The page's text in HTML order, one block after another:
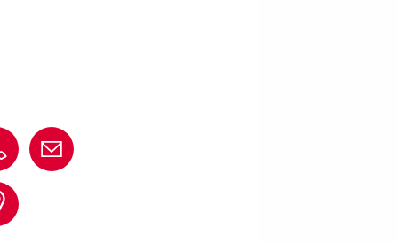
+7 701 351 17 98